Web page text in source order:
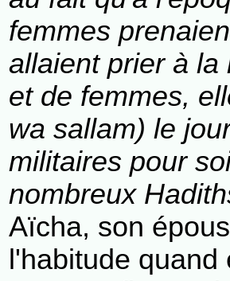
femmes
allaient prier à la
et de femmes,
wa sallam) le
militaires pour
nombreux
Aïcha, son
l'habitude